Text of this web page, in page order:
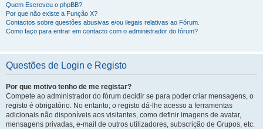
Quem Escreveu o phpBB?
Por que não existe a Função X?
Contactos sobre questões abusivas e/ou ilegais relativas ao Fórum.
Como faço para entrar em contacto com o administrador do fórum?
Questões de Login e Registo
Por que motivo tenho de me registar?
Compete ao administrador do fórum decidir se para poder criar mensagens, o
registo é obrigatório. No entanto; o registo dá-lhe acesso a ferramentas
adicionais não disponíveis aos visitantes, como definir imagens de avatar,
mensagens privadas, e-mail de outros utilizadores, subscrição de Grupos, etc.